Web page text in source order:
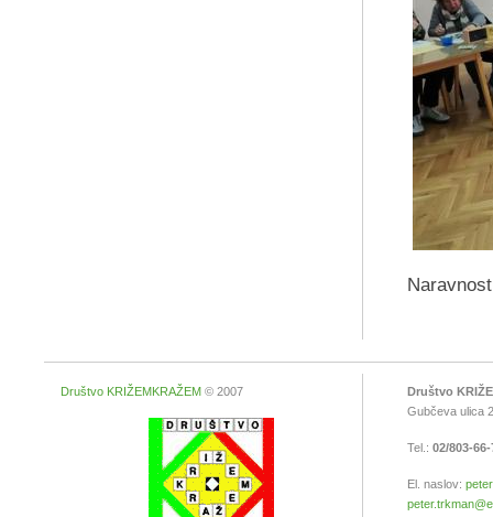
Društvo KRIŽEMKRAŽEM © 2007
Društvo
Gubčeva ulica
Tel.: 02/803-
El. naslov: